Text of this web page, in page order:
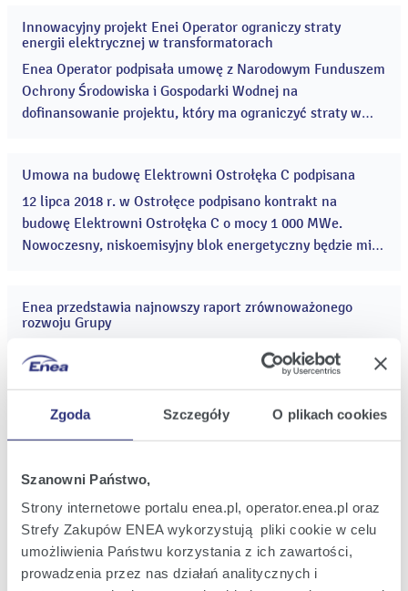
Zgoda Szczegóły O plikach cookies
Szanowni Państwo,
Strony internetowe portalu enea.pl, operator.enea.pl oraz
Strefy Zakupów ENEA wykorzystują pliki cookie w celu
umożliwienia Państwu korzystania z ich zawartości,
prowadzenia przez nas działań analitycznych i
2018
Innowacyjny projekt Enei Operator ograniczy straty
energii elektrycznej w transformatorach
Enea Operator podpisała umowę z Narodowym Funduszem
Ochrony Środowiska i Gospodarki Wodnej na
dofinansowanie projektu, który ma ograniczyć straty w
który ułatwi proces doboru transformatorów. ...
Umowa na budowę Elektrowni Ostrołęka C podpisana
12 lipca 2018 r. w Ostrołęce podpisano kontrakt na
budowę Elektrowni Ostrołęka C o mocy 1 000 MWe.
Nowoczesny, niskoemisyjny blok energetyczny będzie miał
Enea przedstawia najnowszy raport zrównoważonego
rozwoju Grupy
Grupa Enea opublikowała siódmy raport zrównoważonego
rozwoju. Ponownie, jak w latach ubiegłych, w trosce o
środowisko naturalne, jest dostępny jedynie w wersji
elektronicznej. Dokument opisuje inicjatywy i działania
podejmowane w roku 2017 oraz prezentuje wyniki
spółki energetyczne w Polsce stawiają kolejny krok na
drodze do elektromobilności
Narodowe Centrum Badań i Rozwoju oraz spółki
energetyczne: Enea SA, Energa-Operator SA, PGE
Dystrybucja SA i Tauron Dystrybucja, podpisały list
intencyjny dotyczący wielostronnej współpracy na rzecz